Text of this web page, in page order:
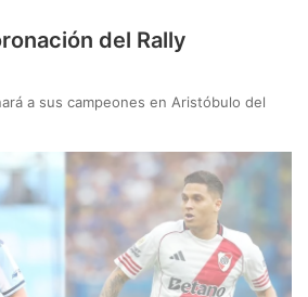
del Rally
a sus campeones en Aristóbulo del